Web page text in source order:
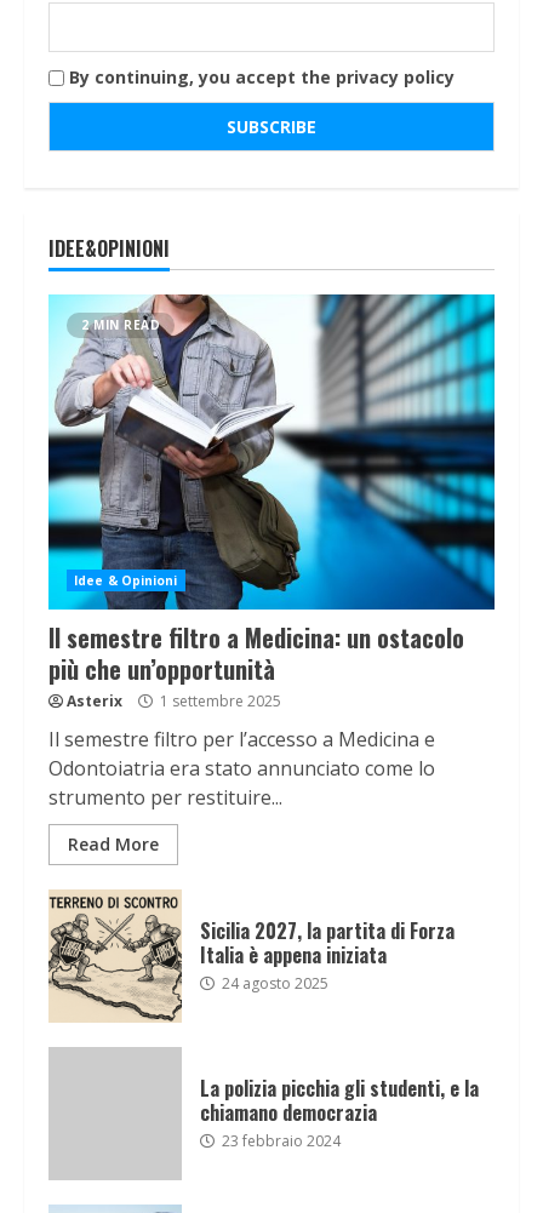
By continuing, you accept the privacy policy
IDEE&OPINIONI
2 MIN READ
Idee & Opinioni
Il semestre filtro a Medicina: un ostacolo
più che un’opportunità
Asterix 1 settembre 2025
Il semestre filtro per l’accesso a Medicina e
Odontoiatria era stato annunciato come lo
strumento per restituire...
Read More
Sicilia 2027, la partita di Forza
Italia è appena iniziata
24 agosto 2025
La polizia picchia gli studenti, e la
chiamano democrazia
23 febbraio 2024